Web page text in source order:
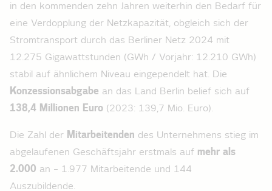
in den kommenden zehn Jahren weiterhin den Bedarf für
eine Verdopplung der Netzkapazität, obgleich sich der
Stromtransport durch das Berliner Netz 2024 mit
12.275 Gigawattstunden (GWh / Vorjahr: 12.210 GWh)
stabil auf ähnlichem Niveau eingependelt hat. Die
Konzessionsabgabe an das Land Berlin belief sich auf
138,4 Millionen Euro (2023: 139,7 Mio. Euro).
Die Zahl der Mitarbeitenden des Unternehmens stieg im
abgelaufenen Geschäftsjahr erstmals auf mehr als
2.000 an – 1.977 Mitarbeitende und 144
Auszubildende.